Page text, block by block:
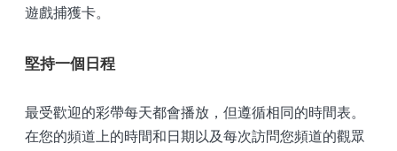
遊戲捕獲卡。
堅持一個日程
最受歡迎的彩帶每天都會播放，但遵循相同的時間表。
在您的頻道上的時間和日期以及每次訪問您頻道的觀眾